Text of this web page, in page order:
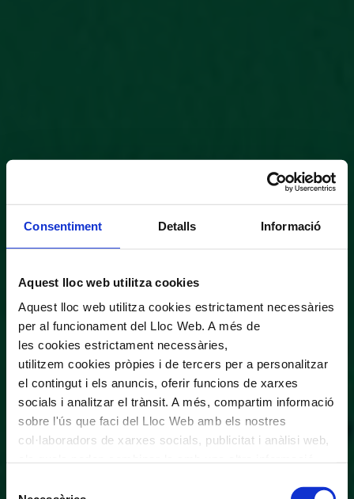
Consentiment Detalls Informació
Aquest lloc web utilitza cookies
Aquest lloc web utilitza cookies estrictament necessàries
per al funcionament del Lloc Web. A més de
les cookies estrictament necessàries,
utilitzem cookies pròpies i de tercers per a personalitzar
el contingut i els anuncis, oferir funcions de xarxes
socials i analitzar el trànsit. A més, compartim informació
sobre l'ús que faci del Lloc Web amb els nostres
col·laboradors de xarxes socials, publicitat i anàlisi web,